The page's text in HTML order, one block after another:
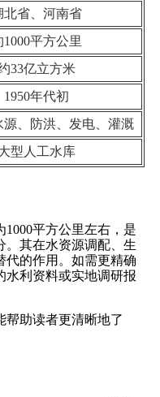
北省、河南省
1000平方公里
33亿立方米
1950年代初
源、防洪、发电、灌溉
型人工水库
平方公里左右，是
。其在水资源调配、生
代的作用。如需更精确
水利资料或实地调研报
帮助读者更清晰地了